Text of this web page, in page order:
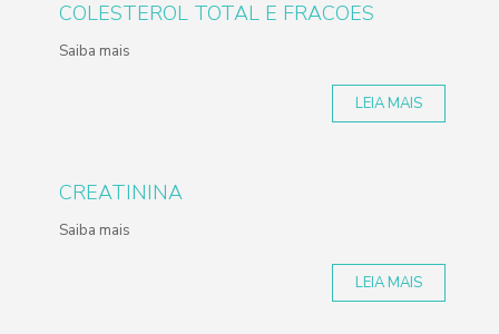
COLESTEROL TOTAL E FRACOES
Saiba mais
LEIA MAIS
CREATININA
Saiba mais
LEIA MAIS